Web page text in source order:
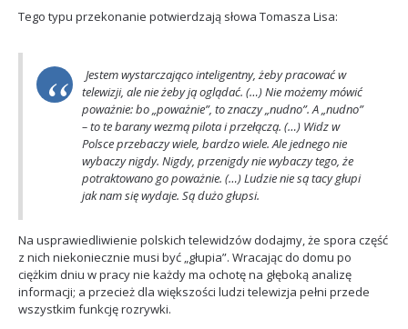
Tego typu przekonanie potwierdzają słowa Tomasza Lisa:
Jestem wystarczająco inteligentny, żeby pracować w
telewizji, ale nie żeby ją oglądać. (…) Nie możemy mówić
poważnie: bo „poważnie”, to znaczy „nudno”. A „nudno”
– to te barany wezmą pilota i przełączą. (…) Widz w
Polsce przebaczy wiele, bardzo wiele. Ale jednego nie
wybaczy nigdy. Nigdy, przenigdy nie wybaczy tego, że
potraktowano go poważnie. (…) Ludzie nie są tacy głupi
jak nam się wydaje. Są dużo głupsi.
Na usprawiedliwienie polskich telewidzów dodajmy, że spora część
z nich niekoniecznie musi być „głupia”. Wracając do domu po
ciężkim dniu w pracy nie każdy ma ochotę na głęboką analizę
informacji; a przecież dla większości ludzi telewizja pełni przede
wszystkim funkcję rozrywki.